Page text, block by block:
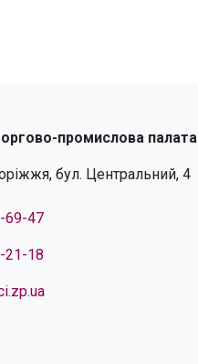
промислова палата
бул. Центральний, 4
69-47
21-18